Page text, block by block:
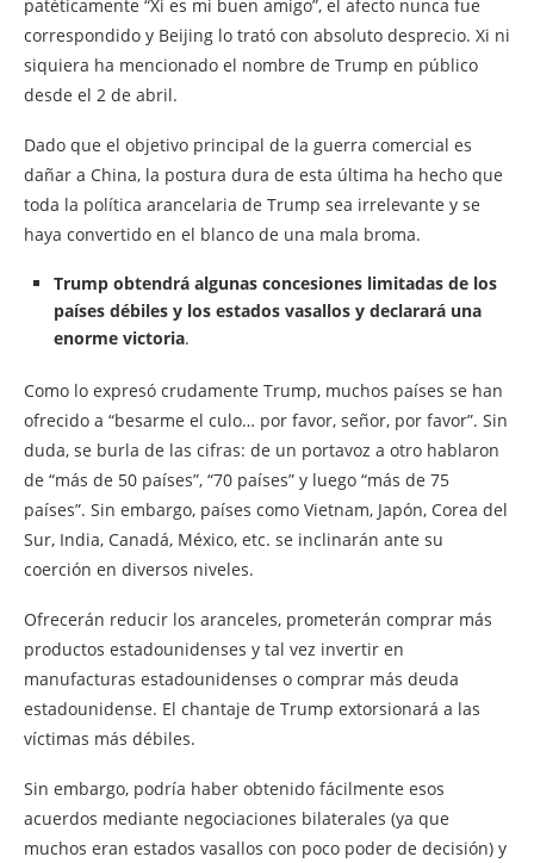
patéticamente “Xi es mi buen amigo”, el afecto nunca fue
correspondido y Beijing lo trató con absoluto desprecio. Xi ni
siquiera ha mencionado el nombre de Trump en público
desde el 2 de abril.
Dado que el objetivo principal de la guerra comercial es
dañar a China, la postura dura de esta última ha hecho que
toda la política arancelaria de Trump sea irrelevante y se
haya convertido en el blanco de una mala broma.
Trump obtendrá algunas concesiones limitadas de los
países débiles y los estados vasallos y declarará una
enorme victoria.
Como lo expresó crudamente Trump, muchos países se han
ofrecido a “besarme el culo… por favor, señor, por favor”. Sin
duda, se burla de las cifras: de un portavoz a otro hablaron
de “más de 50 países”, “70 países” y luego “más de 75
países”. Sin embargo, países como Vietnam, Japón, Corea del
Sur, India, Canadá, México, etc. se inclinarán ante su
coerción en diversos niveles.
Ofrecerán reducir los aranceles, prometerán comprar más
productos estadounidenses y tal vez invertir en
manufacturas estadounidenses o comprar más deuda
estadounidense. El chantaje de Trump extorsionará a las
víctimas más débiles.
Sin embargo, podría haber obtenido fácilmente esos
acuerdos mediante negociaciones bilaterales (ya que
muchos eran estados vasallos con poco poder de decisión) y